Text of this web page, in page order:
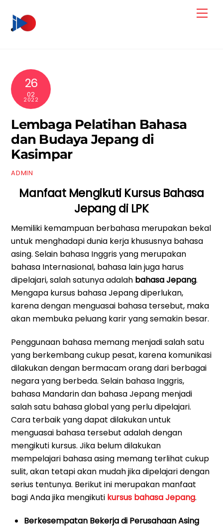
content
26
02
2022
Lembaga Pelatihan Bahasa
dan Budaya Jepang di
Kasimpar
ADMIN
Manfaat Mengikuti Kursus Bahasa
Jepang di LPK
Memiliki kemampuan berbahasa merupakan bekal
untuk menghadapi dunia kerja khususnya bahasa
asing. Selain bahasa Inggris yang merupakan
bahasa Internasional, bahasa lain juga harus
dipelajari, salah satunya adalah bahasa Jepang.
Mengapa kursus bahasa Jepang diperlukan,
karena dengan menguasai bahasa tersebut, maka
akan membuka peluang karir yang semakin besar.
Penggunaan bahasa memang menjadi salah satu
yang berkembang cukup pesat, karena komunikasi
dilakukan dengan bermacam orang dari berbagai
negara yang berbeda. Selain bahasa Inggris,
bahasa Mandarin dan bahasa Jepang menjadi
salah satu bahasa global yang perlu dipelajari.
Cara terbaik yang dapat dilakukan untuk
menguasai bahasa tersebut adalah dengan
mengikuti kursus. Jika belum dilakukan
mempelajari bahasa asing memang terlihat cukup
sulit, akan tetapi akan mudah jika dipelajari dengan
serius tentunya. Berikut ini merupakan manfaat
bagi Anda jika mengikuti kursus bahasa Jepang.
Berkesempatan Bekerja di Perusahaan Asing